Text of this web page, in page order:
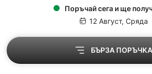
Поръчай сега и ще
12 Август, Сряда
БЪРЗА ПОРЪЧКА